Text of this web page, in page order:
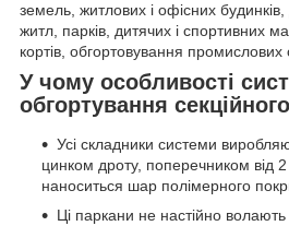
земель, житлових і офісних
житл, парків, дитячих і спортивних
кортів, обгортовування промислових
У чому особливості
обгортування
Усі складники системи
цинком дроту, поперечником від
наноситься шар полімерного
Ці паркани не настійно